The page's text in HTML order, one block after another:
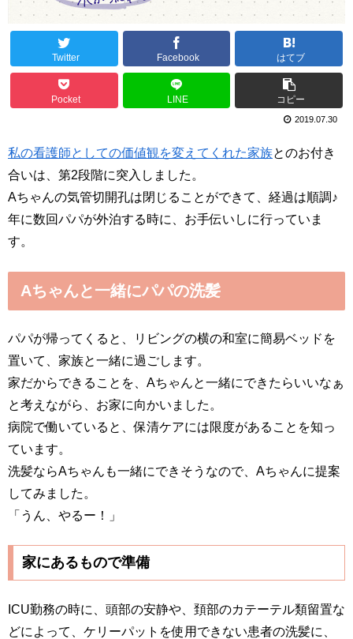
Twitter Facebook はてブ
Pocket LINE コピー
2019.07.30
私の看護師としての価値観を変えてくれた家族とのお付き
合いは、第2段階に突入しました。
Aちゃんの気管切開孔は閉じることができて、経過は順調♪
年に数回パパが外泊する時に、お手伝いしに行っていま
す。
Aちゃんと一緒にパパの洗髪
パパが帰ってくると、リビングの横の和室に簡易ベッドを
置いて、家族と一緒に過ごします。
家だからできることを、Aちゃんと一緒にできたらいいなぁ
と考えながら、お家に向かいました。
病院で働いていると、保清ケアには限度があることを知っ
ています。
洗髪ならAちゃんも一緒にできそうなので、Aちゃんに提案
してみました。
「うん、やるー！」
家にあるもので準備
ICU勤務の時に、頭部の安静や、頚部のカテーテル類留置な
どによって、ケリーパットを使用できない患者の洗髪に、